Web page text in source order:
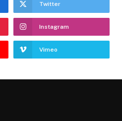
Twitter
Instagram
Vimeo